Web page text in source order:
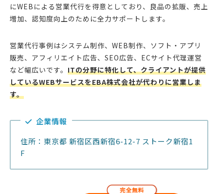
にWEBによる営業代行を得意としており、良品の拡販、売上
増加、認知度向上のために全力サポートします。
営業代行事例はシステム制作、WEB制作、ソフト・アプリ
販売、アフィリエイト広告、SEO広告、ECサイト代理運営
など幅広いです。 ITの分野に特化して、クライアントが提供
しているWEBサービスをEBA株式会社が代わりに営業しま
す。
企業情報
住所：東京都 新宿区西新宿6-12-7 ストーク新宿1
F